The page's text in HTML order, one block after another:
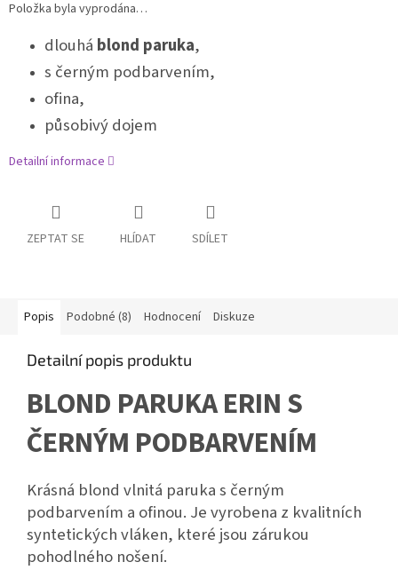
Položka byla vyprodána…
dlouhá blond paruka,
s černým podbarvením,
ofina,
působivý dojem
Detailní informace
ZEPTAT SE HLÍDAT SDÍLET
Popis Podobné (8) Hodnocení Diskuze
Detailní popis produktu
BLOND PARUKA ERIN S
ČERNÝM PODBARVENÍM
Krásná blond vlnitá paruka s černým
podbarvením a ofinou. Je vyrobena z kvalitních
syntetických vláken, které jsou zárukou
pohodlného nošení.